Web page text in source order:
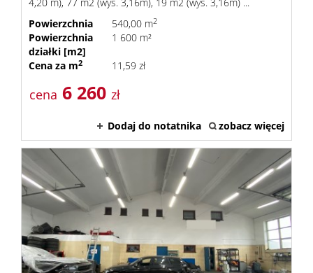
4,20 m), 77 m2 (wys. 3,16m), 19 m2 (wys. 3,16m) ...
Powierzchnia
540,00 m2
Powierzchnia
działki [m2]
1 600 m²
Cena za m2 11,59 zł
cena 6 260 zł
Dodaj do notatnika zobacz więcej